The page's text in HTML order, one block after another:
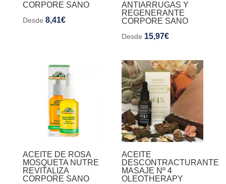
CORPORE SANO
Desde 8,41€
ANTIARRUGAS Y
REGENERANTE
CORPORE SANO
Desde 15,97€
ACEITE DE ROSA
MOSQUETA NUTRE
REVITALIZA
CORPORE SANO
ACEITE
DESCONTRACTURANTE
MASAJE Nº 4
OLEOTHERAPY